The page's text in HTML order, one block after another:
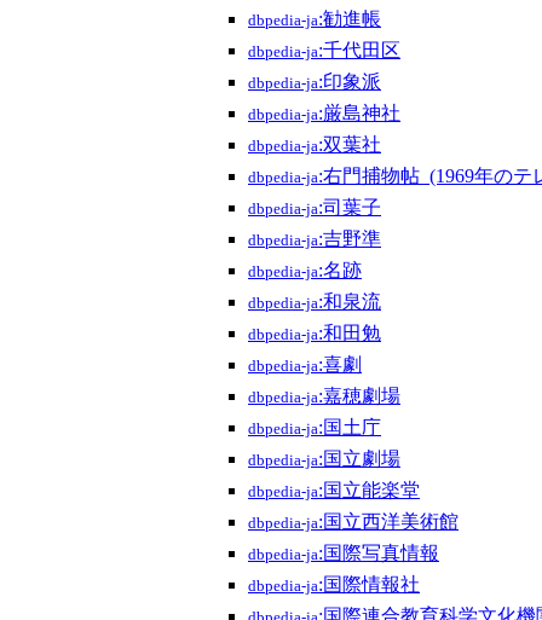
dbpedia-ja:勧進帳
dbpedia-ja:千代田区
dbpedia-ja:印象派
dbpedia-ja:厳島神社
dbpedia-ja:双葉社
dbpedia-ja:右門捕物帖_(1969年のテ
dbpedia-ja:司葉子
dbpedia-ja:吉野準
dbpedia-ja:名跡
dbpedia-ja:和泉流
dbpedia-ja:和田勉
dbpedia-ja:喜劇
dbpedia-ja:嘉穂劇場
dbpedia-ja:国土庁
dbpedia-ja:国立劇場
dbpedia-ja:国立能楽堂
dbpedia-ja:国立西洋美術館
dbpedia-ja:国際写真情報
dbpedia-ja:国際情報社